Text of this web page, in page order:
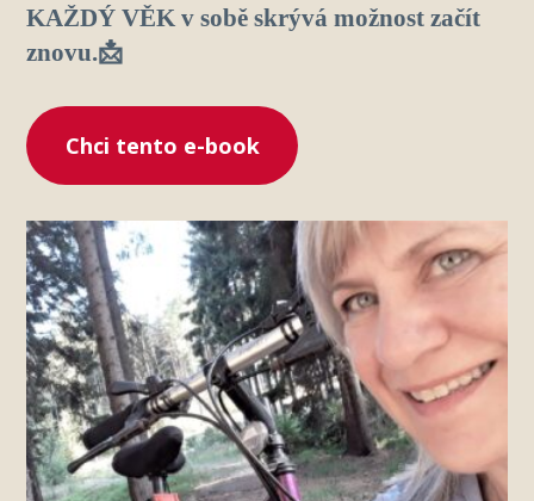
KAŽDÝ VĚK v sobě skrývá možnost začít
znovu.📩
Chci tento e-book